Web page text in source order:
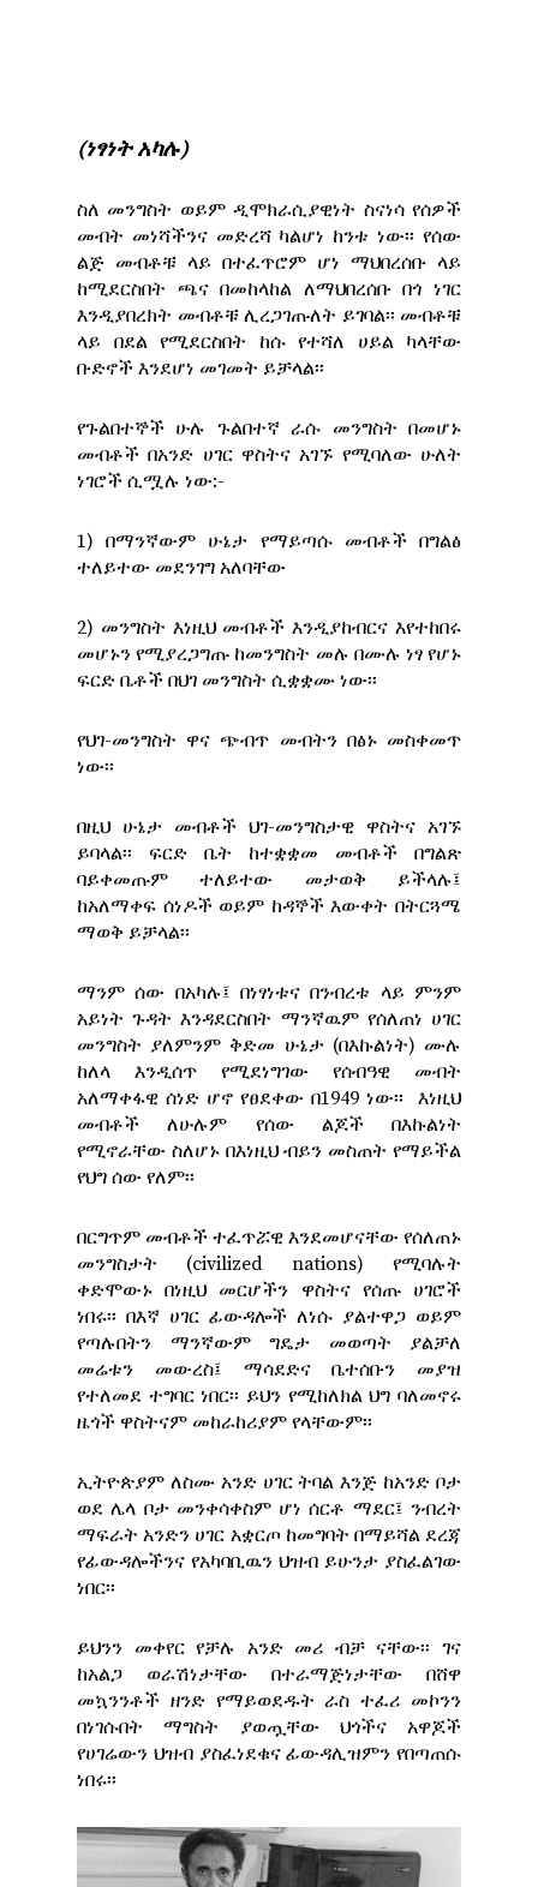
(ነፃነት አካሉ)
ስለ መንግስት ወይም ዲሞክራሲያዊነት ስናነሳ የሰዎች
መብት መነሻችንና መድረሻ ካልሆነ ከንቱ ነው፡፡ የሰው
ልጅ መብቶቹ ላይ በተፈጥሮም ሆነ ማህበረሰቡ ላይ
ከሚደርስበት ጫና በመከላከል ለማህበረሰቡ በጎ ነገር
እንዲያበረክት መብቶቹ ሊረጋገጡለት ይገባል፡፡ መብቶቹ
ላይ በደል የሚደርስበት ከሱ የተሻለ ሀይል ካላቸው
ቡድኖች እንደሆነ መገመት ይቻላል፡፡
የጉልበተኞች ሁሉ ጉልበተኛ ራሱ መንግስት በመሆኑ
መብቶች በአንድ ሀገር ዋስትና አገኙ የሚባለው ሁለት
ነገሮች ሲሟሉ ነው:-
1) በማንኛውም ሁኔታ የማይጣሱ መብቶች በግልፅ
ተለይተው መደንገግ አለባቸው
2) መንግስት እነዚህ መብቶች እንዲያከብርና እየተከበሩ
መሆኑን የሚያረጋግጡ ከመንግስት መሉ በሙሉ ነፃ የሆኑ
ፍርድ ቤቶች በህገ መንግስት ሲቋቋሙ ነው፡፡
የህገ-መንግስት ዋና ጭብጥ መብትን በፅኑ መስቀመጥ
ነው፡፡
በዚህ ሁኔታ መብቶች ህገ-መንግስታዊ ዋስትና አገኙ
ይባላል፡፡ ፍርድ ቤት ከተቋቋመ መብቶች በግልጽ
ባይቀመጡም ተለይተው መታወቅ ይችላሉ፤
ከአለማቀፍ ሰነዶች ወይም ከዳኞች እውቀት በትርጓሜ
ማወቅ ይቻላል፡፡
ማንም ሰው በአካሉ፤ በነፃነቱና በንብረቱ ላይ ምንም
አይነት ጉዳት እንዳደርስበት ማንኛዉም የሰለጠነ ሀገር
መንግስት ያለምንም ቅድመ ሁኔታ (በእኩልነት) ሙሉ
ከለላ እንዲሰጥ የሚደነግገው የሰብዓዊ መብት
አለማቀፋዊ ሰነድ ሆኖ የፀደቀው በ1949 ነው፡፡ እነዚህ
መብቶች ለሁሉም የሰው ልጆች በእኩልነት
የሚኖራቸው ስለሆኑ በእነዚህ ብይን መስጠት የማይችል
የህግ ሰው የለም፡፡
በርግጥም መብቶች ተፈጥሯዊ እንደመሆናቸው የሰለጠኑ
መንግስታት (civilized nations) የሚባሉት
ቀድሞውኑ በነዚህ መርሆችን ዋስትና የሰጡ ሀገሮች
ነበሩ፡፡ በእኛ ሀገር ፊውዳሎች ለነሱ ያልተዋጋ ወይም
የጣሉበትን ማንኛውም ግዴታ መወጣት ያልቻለ
መሬቱን መውረስ፤ ማሳደድና ቤተሰቡን መያዝ
የተለመደ ተግባር ነበር፡፡ ይህን የሚከለክል ህግ ባለመኖሩ
ዜጎች ዋስትናም መከራከሪያም የላቸውም፡፡
ኢትዮጵያም ለስሙ አንድ ሀገር ትባል እንጅ ከአንድ ቦታ
ወደ ሌላ ቦታ መንቀሳቀስም ሆነ ሰርቶ ማደር፤ ንብረት
ማፍራት አንድን ሀገር አቋርጦ ከመግባት በማይሻል ደረጃ
የፊውዳሎችንና የአካባቢዉን ህዝብ ይሁንታ ያስፈልገው
ነበር፡፡
ይህንን መቀየር የቻሉ አንድ መሪ ብቻ ናቸው፡፡ ገና
ከአልጋ ወራሽነታቸው በተራማጅነታቸው በሸዋ
መኳንንቶች ዘንድ የማይወደዱት ራስ ተፈሪ መኮንን
በነገሱበት ማግስት ያወጧቸው ህጎችና አዋጆች
የሀገሬውን ህዝብ ያስፈነደቁና ፊውዳሊዝምን የበጣጠሱ
ነበሩ፡፡